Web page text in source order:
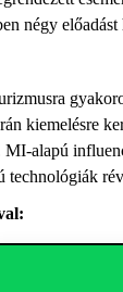
négy
kiemelésre
MI-alapú
technológiák
MI